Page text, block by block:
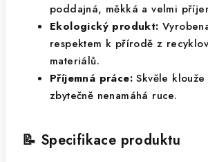
poddajná, měkká a velmi
Ekologický produkt:
respektem k přírodě z
materiálů.
Příjemná práce: Skvěle
zbytečně nenamáhá ruce.
📝 Specifikace produktu